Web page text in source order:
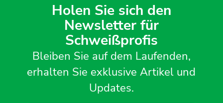
Holen Sie sich den
Newsletter für
Schweißprofis
Bleiben Sie auf dem Laufenden,
erhalten Sie exklusive Artikel und
Updates.